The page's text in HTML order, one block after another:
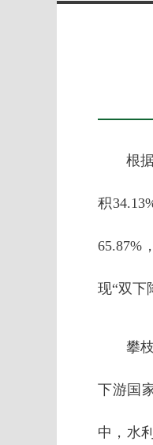
根
积
65.87%
现“双下
攀
下游国
中，水